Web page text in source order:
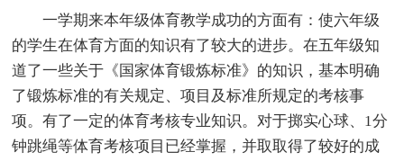
一学期来本年级体育教学成功的方面有：使六年级
的学生在体育方面的知识有了较大的进步。在五年级知
道了一些关于《国家体育锻炼标准》的知识，基本明确
了锻炼标准的有关规定、项目及标准所规定的考核事
项。有了一定的体育考核专业知识。对于掷实心球、1分
钟跳绳等体育考核项目已经掌握，并取取得了较好的成